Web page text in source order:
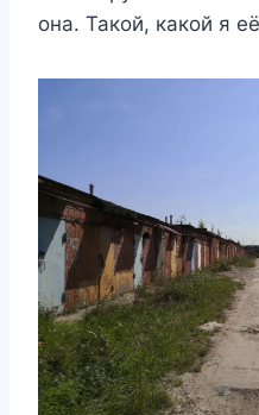
она. Такой, какой я